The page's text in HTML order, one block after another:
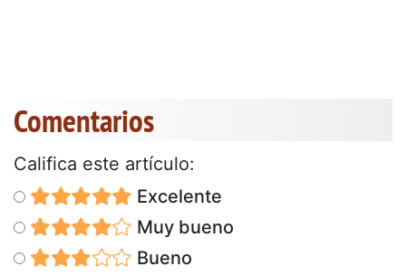
Comentarios
Califica este artículo:
Excelente
Muy bueno
Bueno